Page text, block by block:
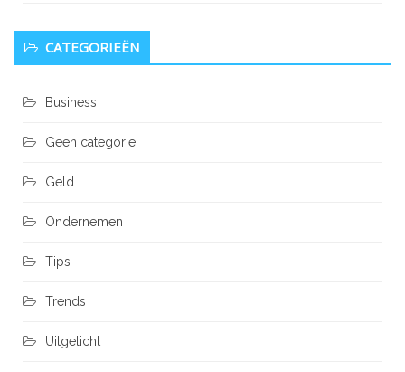
CATEGORIEËN
Business
Geen categorie
Geld
Ondernemen
Tips
Trends
Uitgelicht